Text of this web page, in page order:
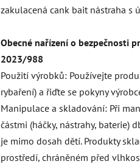
zakulacená cank bait nástraha s
Obecné nařízení o bezpečnosti
2023/988
Použití výrobků: Používejte
rybaření) a řiďte se pokyny
Manipulace a skladování: Při
částmi (háčky, nástrahy, baterie)
je mimo dosah dětí. Produkty
prostředí, chráněném před